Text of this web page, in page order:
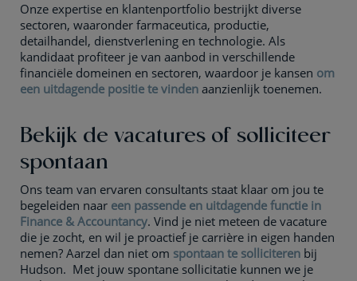
Onze expertise en klantenportfolio bestrijkt diverse
sectoren, waaronder farmaceutica, productie,
detailhandel, dienstverlening en technologie. Als
kandidaat profiteer je van aanbod in verschillende
financiële domeinen en sectoren, waardoor je kansen om
een uitdagende positie te vinden aanzienlijk toenemen.
Bekijk de vacatures of solliciteer
spontaan
Ons team van ervaren consultants staat klaar om jou te
begeleiden naar een passende en uitdagende functie in
Finance & Accountancy. Vind je niet meteen de vacature
die je zocht, en wil je proactief je carrière in eigen handen
nemen? Aarzel dan niet om spontaan te solliciteren bij
Hudson. Met jouw spontane sollicitatie kunnen we je